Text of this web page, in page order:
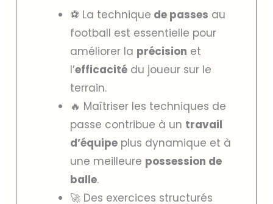
⚽ La technique de passes au
football est essentielle pour
améliorer la précision et
l’efficacité du joueur sur le
terrain.
🔥 Maîtriser les techniques de
passe contribue à un travail
d’équipe plus dynamique et à
une meilleure possession de
balle.
🚀 Des exercices structurés